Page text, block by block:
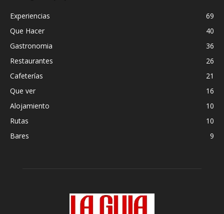
Experiencias
69
Que Hacer
40
Gastronomia
36
Restaurantes
26
Cafeterías
21
Que ver
16
Alojamiento
10
Rutas
10
Bares
9